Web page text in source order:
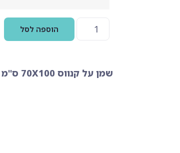
הוספה לסל
שמן על קנווס 70X100 ס"מ